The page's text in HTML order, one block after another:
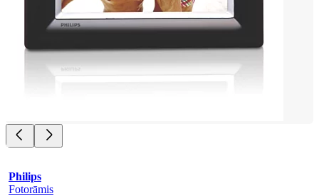
Philips
Fotorāmis